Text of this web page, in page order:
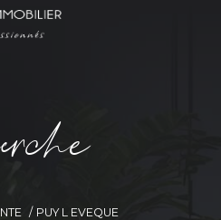
ece
PUY L EVEQUE